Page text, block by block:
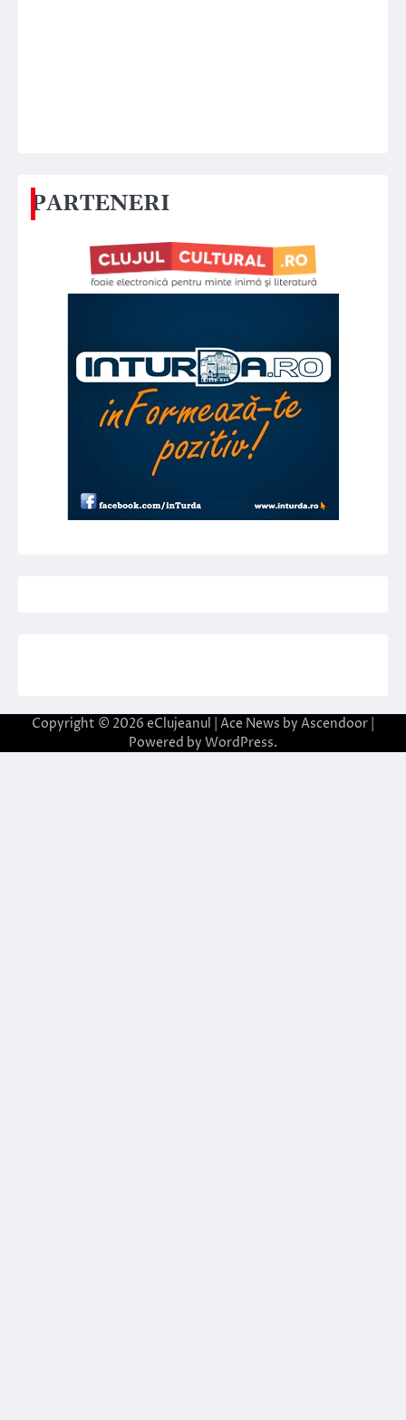
PARTENERI
Copyright © 2026 eClujeanul | Ace News by Ascendoor
Powered by WordPress.